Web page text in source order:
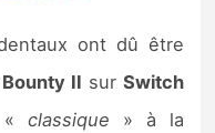
ont dû être
Bounty II sur Switch
«classique » à la